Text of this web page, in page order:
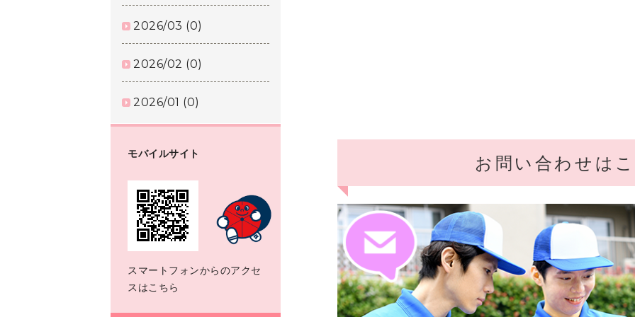
お問い合わせは
2026/03 (0)
2026/02 (0)
2026/01 (0)
モバイルサイト
スマートフォンからのアクセ
スはこちら